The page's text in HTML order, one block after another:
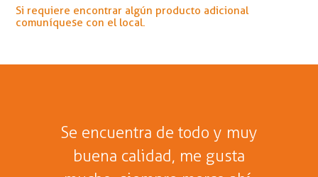
Si requiere encontrar algún producto adicional
comuníquese con el local.